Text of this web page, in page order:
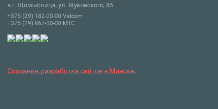
а.г. Щомыслица, ул. Жуковского, 85
+375 (29) 182-00-00 Velcom
+375 (29) 867-00-00 МТС
Создание, разработка сайтов в Минске.